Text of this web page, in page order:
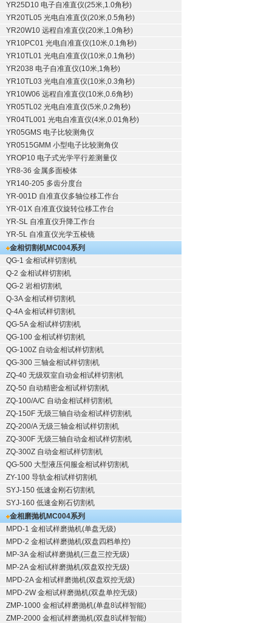
YR25D10 电子自准直仪(25米,1.0角秒)
YR20TL05 光电自准直仪(20米,0.5角秒)
YR20W10 远程自准直仪(20米,1.0角秒)
YR10PC01 光电自准直仪(10米,0.1角秒)
YR10TL01 光电自准直仪(10米,0.1角秒)
YR2038 电子自准直仪(10米,1角秒)
YR10TL03 光电自准直仪(10米,0.3角秒)
YR10W06 远程自准直仪(10米,0.6角秒)
YR05TL02 光电自准直仪(5米,0.2角秒)
YR04TL001 光电自准直仪(4米,0.01角秒)
YR05GMS 电子比较测角仪
YR0515GMM 小型电子比较测角仪
YROP10 电子式光学平行差测量仪
YR8-36 金属多面棱体
YR140-205 多齿分度台
YR-001D 自准直仪多轴位移工作台
YR-01X 自准直仪旋转位移工作台
YR-SL 自准直仪升降工作台
YR-5L 自准直仪光学五棱镜
金相切割机MC004系列
QG-1 金相试样切割机
Q-2 金相试样切割机
QG-2 岩相切割机
Q-3A 金相试样切割机
Q-4A 金相试样切割机
QG-5A 金相试样切割机
QG-100 金相试样切割机
QG-100Z 自动金相试样切割机
QG-300 三轴金相试样切割机
ZQ-40 无级双室自动金相试样切割机
ZQ-50 自动精密金相试样切割机
ZQ-100/A/C 自动金相试样切割机
ZQ-150F 无级三轴自动金相试样切割机
ZQ-200/A 无级三轴金相试样切割机
ZQ-300F 无级三轴自动金相试样切割机
ZQ-300Z 自动金相试样切割机
QG-500 大型液压伺服金相试样切割机
ZY-100 导轨金相试样切割机
SYJ-150 低速金刚石切割机
SYJ-160 低速金刚石切割机
金相磨抛机MC004系列
MPD-1 金相试样磨抛机(单盘无级)
MPD-2 金相试样磨抛机(双盘四档单控)
MP-3A 金相试样磨抛机(三盘三控无级)
MP-2A 金相试样磨抛机(双盘双控无级)
MPD-2A 金相试样磨抛机(双盘双控无级)
MPD-2W 金相试样磨抛机(双盘单控无级)
ZMP-1000 金相试样磨抛机(单盘8试样智能)
ZMP-2000 金相试样磨抛机(双盘8试样智能)